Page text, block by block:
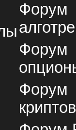
Форум
Форум
Форум